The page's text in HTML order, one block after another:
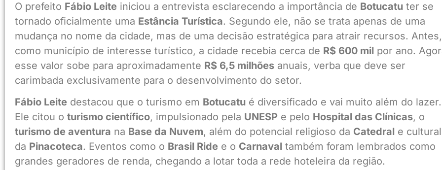
O prefeito Fábio Leite iniciou a entrevista esclarecendo a importância de Botucatu ter se
tornado oficialmente uma Estância Turística. Segundo ele, não se trata apenas de uma
mudança no nome da cidade, mas de uma decisão estratégica para atrair recursos. Antes,
como município de interesse turístico, a cidade recebia cerca de R$ 600 mil por ano.
esse valor sobe para aproximadamente R$ 6,5 milhões anuais, verba que deve ser
carimbada exclusivamente para o desenvolvimento do setor.
Fábio Leite destacou que o turismo em Botucatu é diversificado e vai muito além do lazer.
Ele citou o turismo científico, impulsionado pela UNESP e pelo Hospital das Clínicas, o
turismo de aventura na Base da Nuvem, além do potencial religioso da Catedral e cultural
da Pinacoteca. Eventos como o Brasil Ride e o Carnaval também foram lembrados como
grandes geradores de renda, chegando a lotar toda a rede hoteleira da região.